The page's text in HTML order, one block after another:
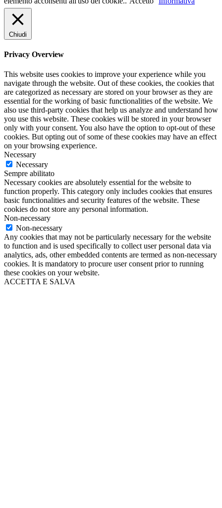
Chiudi
Privacy Overview
This website uses cookies to improve your experience while you
navigate through the website. Out of these cookies, the cookies that
are categorized as necessary are stored on your browser as they are
essential for the working of basic functionalities of the website. We
also use third-party cookies that help us analyze and understand how
you use this website. These cookies will be stored in your browser
only with your consent. You also have the option to opt-out of these
cookies. But opting out of some of these cookies may have an effect
on your browsing experience.
Necessary
Necessary
Sempre abilitato
Necessary cookies are absolutely essential for the website to
function properly. This category only includes cookies that ensures
basic functionalities and security features of the website. These
cookies do not store any personal information.
Non-necessary
Non-necessary
Any cookies that may not be particularly necessary for the website
to function and is used specifically to collect user personal data via
analytics, ads, other embedded contents are termed as non-necessary
cookies. It is mandatory to procure user consent prior to running
these cookies on your website.
ACCETTA E SALVA